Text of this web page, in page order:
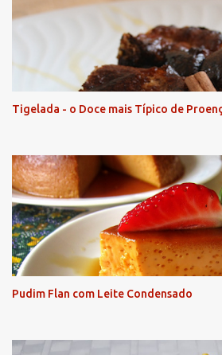
Tigelada - o Doce mais Típico de
Pudim Flan com Leite Condensado